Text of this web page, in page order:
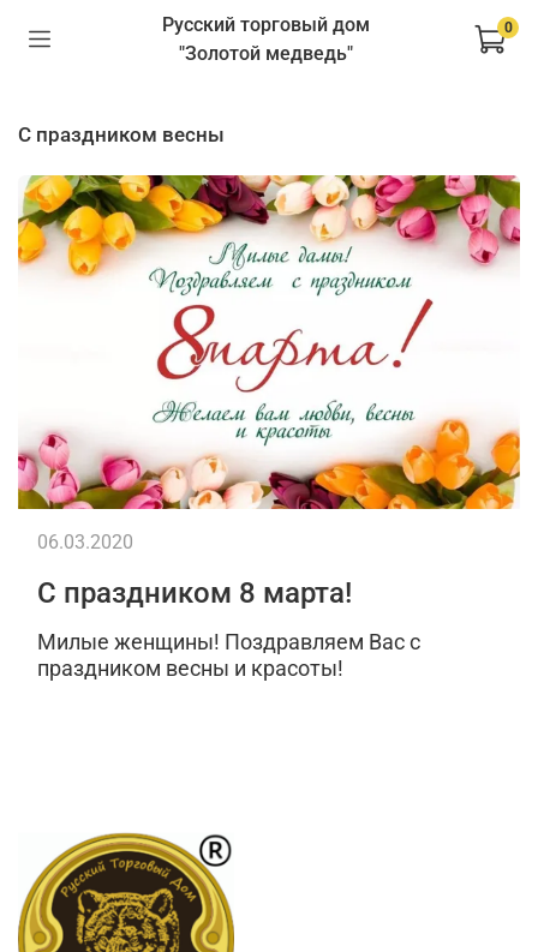
Русский торговый дом
"Золотой медведь"
0
с праздником весны
С праздником 8 марта!
Милые женщины! Поздравляем Вас с
праздником весны и красоты!
06.03.2020